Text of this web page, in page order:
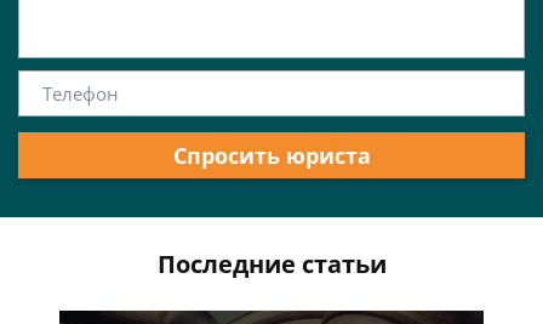
Спросить юриста
Последние статьи